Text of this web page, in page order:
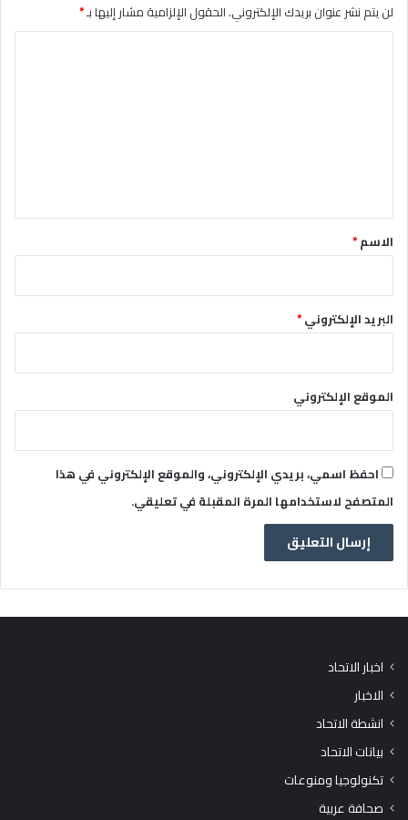
لن يتم نشر عنوان بريدك الإلكتروني.الحقول الإلزامية مشار إليها بـ*
*الاسم*
البريد الإلكتروني*
الموقع الإلكتروني
احفظ اسمي، بريدي الإلكتروني، والموقع الإلكتروني في هذا
المتصفح لاستخدامها المرة المقبلة في تعليقي.
اخبار الاتحاد
الاخبار
انشطة الاتحاد
بيانات الاتحاد
تكنولوجيا ومنوعات
صحافة عربية